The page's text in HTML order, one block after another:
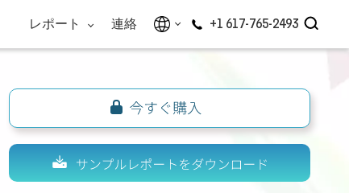
レポート 連絡 +1 617-765-2493